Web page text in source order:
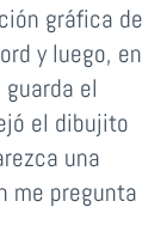
gráfica de
y luego, en
el
el dibujito
una
me pregunta